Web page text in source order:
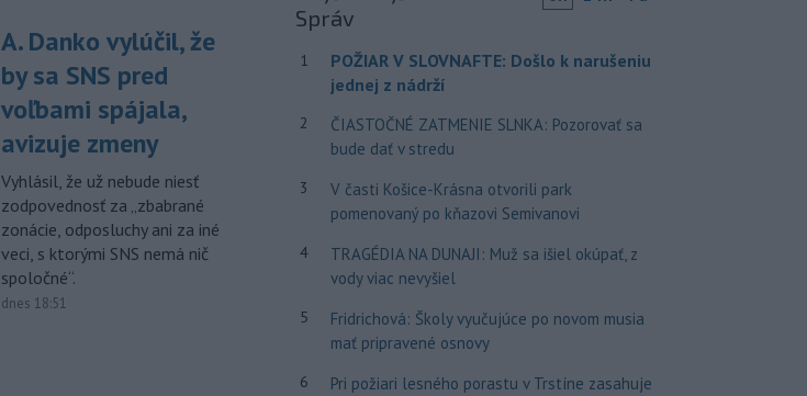
členka
Slovenského komorného
divadla (SKD) v Martine Helena
Sudická.
10:15 - Národná diaľničná
spoločnosť (NDS) ukončila výmenu
mostného
záveru na ľavej strane
mosta Lanfranconi, ktorý je súčasťou
bratislavskej diaľnice D2.
Viac >
A. Danko vylúčil, že
by sa SNS pred
voľbami spájala,
avizuje zmeny
Vyhlásil, že už nebude niesť
zodpovednosť za „zbabrané
zonácie, odposluchy ani za iné
veci, s ktorými SNS nemá nič
spoločné“.
dnes 18:51
Správ
1
POŽIAR V SLOVNAFTE: Došlo k narušeniu
jednej z nádrží
2
ČIASTOČNÉ ZATMENIE SLNKA: Pozorovať sa
bude dať v stredu
3
V časti Košice-Krásna otvorili park
pomenovaný po kňazovi Semivanovi
4
TRAGÉDIA NA DUNAJI: Muž sa išiel okúpať, z
vody viac nevyšiel
5
Fridrichová: Školy vyučujúce po novom musia
mať pripravené osnovy
6
Pri požiari lesného porastu v Trstíne zasahuje